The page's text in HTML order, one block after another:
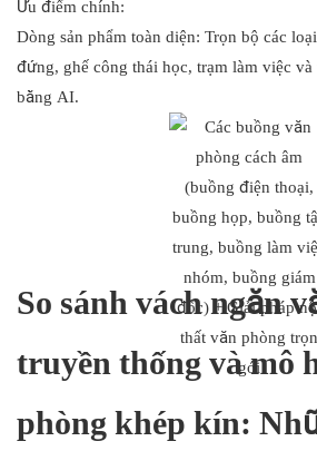
Ưu điểm chính:
Dòng sản phẩm toàn diện: Trọn bộ các
đứng, ghế công thái học, trạm làm việc
bằng AI.
So sánh vách ngăn
truyền thống và mô
phòng khép kín: